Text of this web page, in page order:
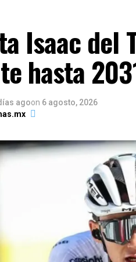
Isaac del
hasta
agoon 6 agosto, 2026